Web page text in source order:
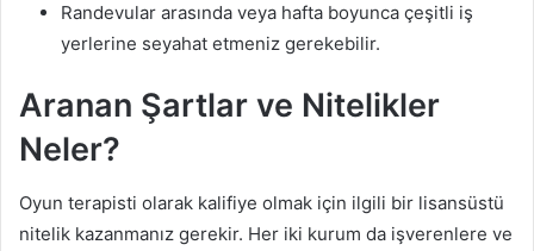
Randevular arasında veya hafta boyunca çeşitli iş
yerlerine seyahat etmeniz gerekebilir.
Aranan Şartlar ve Nitelikler
Neler?
Oyun terapisti olarak kalifiye olmak için ilgili bir lisansüstü
nitelik kazanmanız gerekir. Her iki kurum da işverenlere ve